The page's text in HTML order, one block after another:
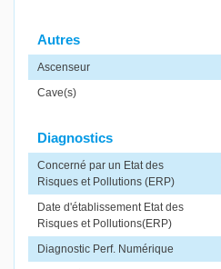
Autres
Ascenseur
Cave(s)
Diagnostics
Concerné par un Etat des
Risques et Pollutions (ERP)
Date d'établissement Etat des
Risques et Pollutions(ERP)
Diagnostic Perf. Numérique